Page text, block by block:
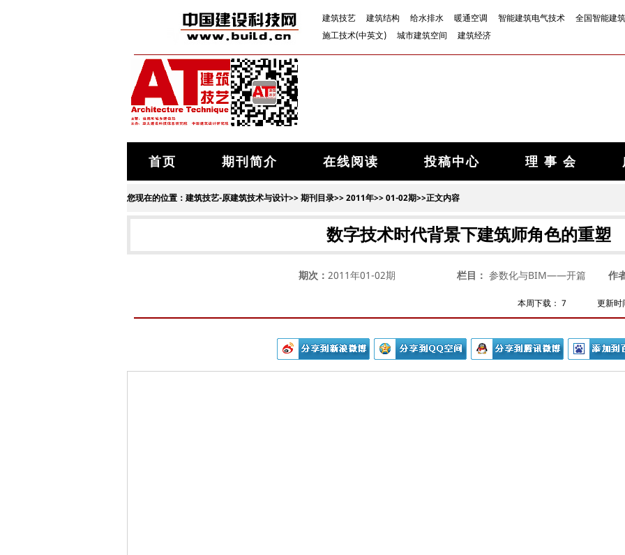
建筑技艺 建筑结构 给水排水 暖通空调 智能建筑电气技术
全国智能建
施工技术(中英文)
城市建筑空间 建筑经济
首页 期刊简介 在线阅读 投稿中心 理 事 会
您现在的位置： 建筑技艺-原建筑技术与设计>>期刊目录>>2011年>>01-02期>>正文内容
数字技术时代背景下建筑师角色的重塑
期次： 2011年01-02期 栏目： 参数化与BIM——开篇 作
更新时
本周下载： 7